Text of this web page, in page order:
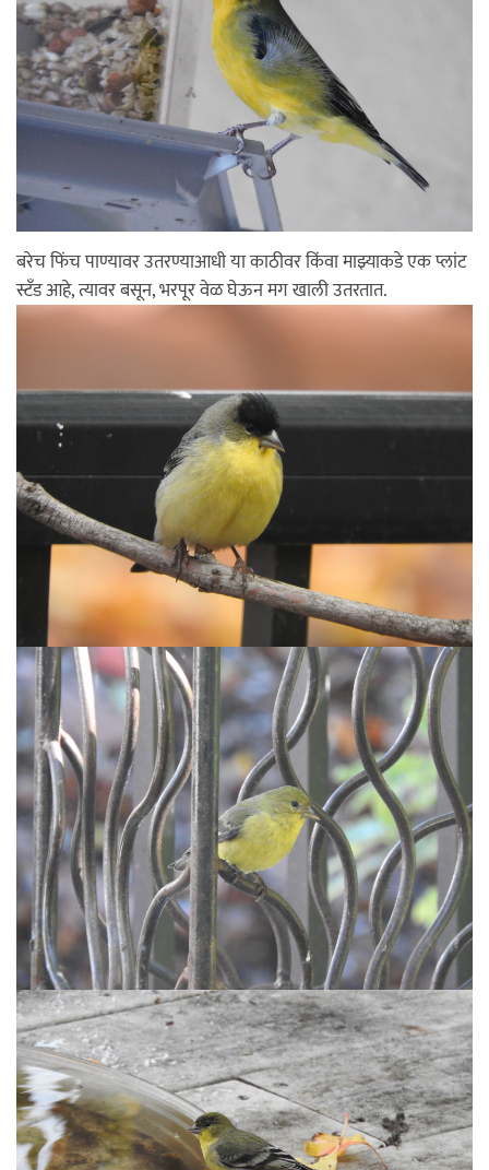
बरेच फिंच पाण्यावर उतरण्याआधी या काठीवर किंवा माझ्याकडे एक प्लांट
स्टँड आहे, त्यावर बसून, भरपूर वेळ घेऊन मग खाली उतरतात.